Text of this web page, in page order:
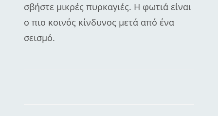
σβήστε μικρές πυρκαγιές. Η φωτιά είναι
ο πιο κοινός κίνδυνος μετά από ένα
σεισμό.